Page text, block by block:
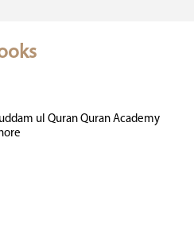
ul Quran Quran Academy